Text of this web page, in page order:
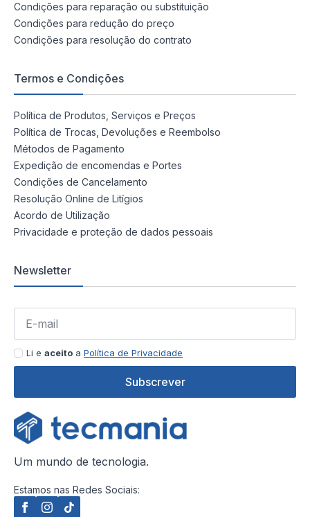
Condições para reparação ou substituição
Condições para redução do preço
Condições para resolução do contrato
Termos e Condições
Política de Produtos, Serviços e Preços
Política de Trocas, Devoluções e Reembolso
Métodos de Pagamento
Expedição de encomendas e Portes
Condições de Cancelamento
Resolução Online de Litígios
Acordo de Utilização
Privacidade e proteção de dados pessoais
Newsletter
Li e aceito a Política de Privacidade
Subscrever
Um mundo de tecnologia.
Estamos nas Redes Sociais: